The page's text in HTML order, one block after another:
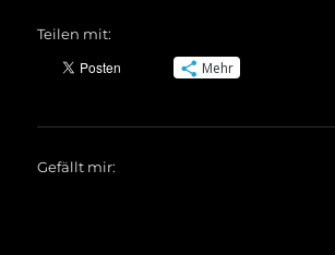
Teilen mit:
Mehr
Gefällt mir: